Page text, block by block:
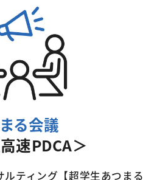
る会議
速PDCA＞
ティング【超学生あつまる